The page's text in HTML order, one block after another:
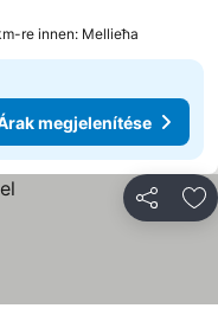
re innen: Mellieħa
megjelenítése